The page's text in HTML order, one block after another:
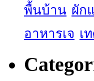
พื้นบ้าน ผัก
อาหารเจ เ